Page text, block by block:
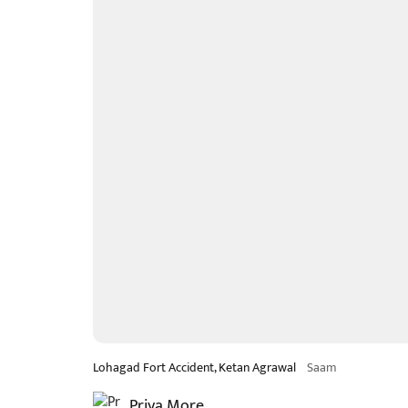
Lohagad Fort Accident, Ketan Agrawal Saam